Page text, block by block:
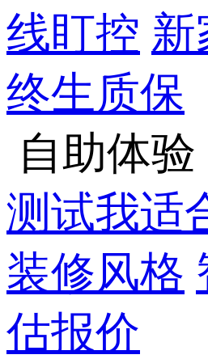
线盯控 新
终生质保
自助体验
测试我适
装修风格
估报价